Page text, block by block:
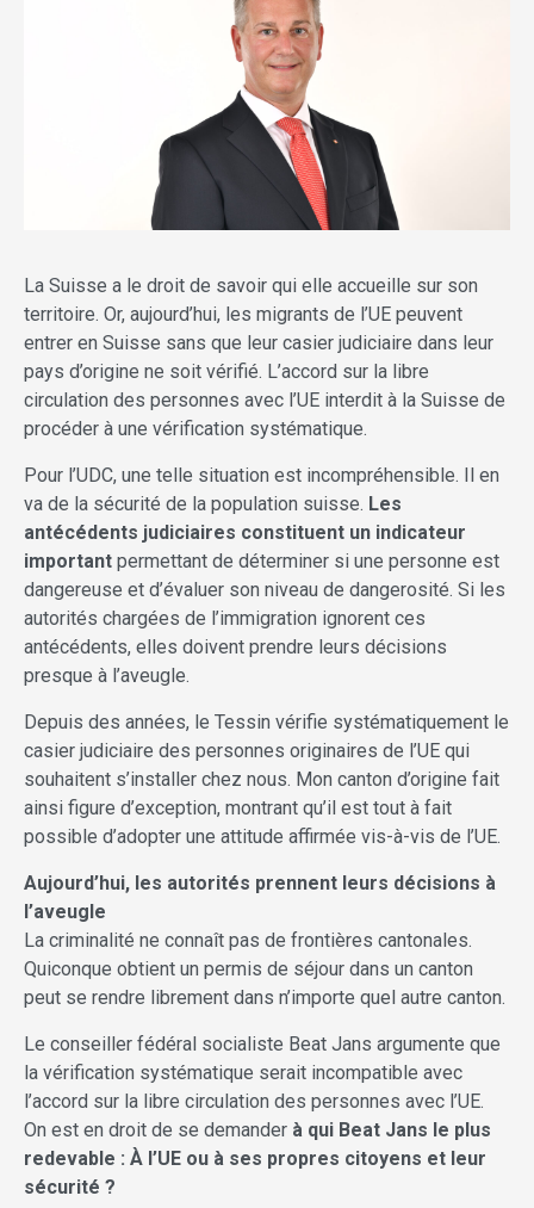
La Suisse a le droit de savoir qui elle accueille sur son
territoire. Or, aujourd’hui, les migrants de l’UE peuvent
entrer en Suisse sans que leur casier judiciaire dans leur
pays d’origine ne soit vérifié. L’accord sur la libre
circulation des personnes avec l’UE interdit à la Suisse de
procéder à une vérification systématique.
Pour l’UDC, une telle situation est incompréhensible. Il en
va de la sécurité de la population suisse. Les
antécédents judiciaires constituent un indicateur
important permettant de déterminer si une personne est
dangereuse et d’évaluer son niveau de dangerosité. Si les
autorités chargées de l’immigration ignorent ces
antécédents, elles doivent prendre leurs décisions
presque à l’aveugle.
Depuis des années, le Tessin vérifie systématiquement le
casier judiciaire des personnes originaires de l’UE qui
souhaitent s’installer chez nous. Mon canton d’origine fait
ainsi figure d’exception, montrant qu’il est tout à fait
possible d’adopter une attitude affirmée vis-à-vis de l’UE.
Aujourd’hui, les autorités prennent leurs décisions à
l’aveugle
La criminalité ne connaît pas de frontières cantonales.
Quiconque obtient un permis de séjour dans un canton
peut se rendre librement dans n’importe quel autre canton.
Le conseiller fédéral socialiste Beat Jans argumente que
la vérification systématique serait incompatible avec
l’accord sur la libre circulation des personnes avec l’UE.
On est en droit de se demander à qui Beat Jans le plus
redevable : À l’UE ou à ses propres citoyens et leur
sécurité ?